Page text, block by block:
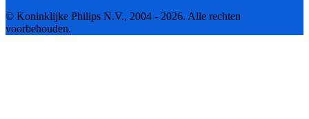
© Koninklijke Philips N.V., 2004 - 2026. Alle rechten
voorbehouden.